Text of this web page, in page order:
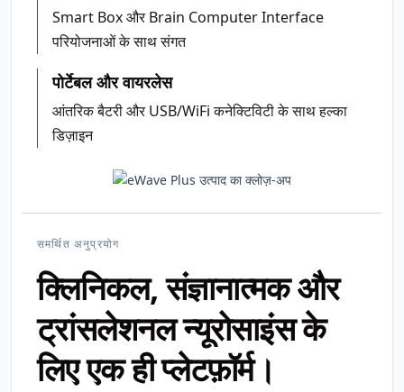
Smart Box और Brain Computer Interface
परियोजनाओं के साथ संगत
पोर्टेबल और वायरलेस
आंतरिक बैटरी और USB/WiFi कनेक्टिविटी के साथ हल्का
डिज़ाइन
समर्थित अनुप्रयोग
क्लिनिकल, संज्ञानात्मक और
ट्रांसलेशनल न्यूरोसाइंस के
लिए एक ही प्लेटफ़ॉर्म।